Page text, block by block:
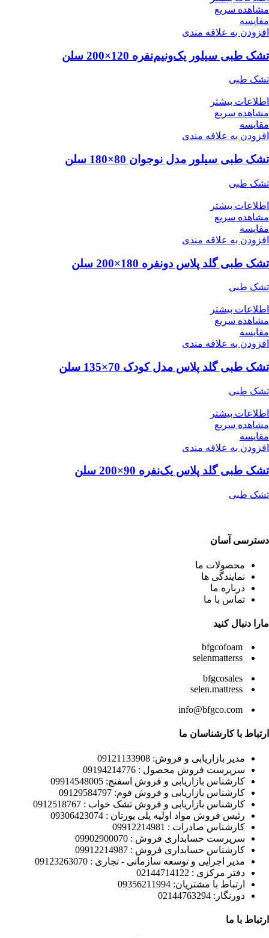
مشاهده سریع
مقایسه
افزودن به علاقه مندی
تشک طبی سیلور یک‌ونیم‌نفره 120×200 سلن
تشک طبی
اطلاعات بیشتر
مشاهده سریع
مقایسه
افزودن به علاقه مندی
تشک طبی سیلور مدل نوجوان 80×180 سلن
تشک طبی
اطلاعات بیشتر
مشاهده سریع
مقایسه
افزودن به علاقه مندی
تشک طبی گلد پلاس دونفره 180×200 سلن
تشک طبی
اطلاعات بیشتر
مشاهده سریع
مقایسه
افزودن به علاقه مندی
تشک طبی گلد پلاس مدل کودک 70×135 سلن
تشک طبی
اطلاعات بیشتر
مشاهده سریع
مقایسه
افزودن به علاقه مندی
تشک طبی گلد پلاس یک‌نفره 90×200 سلن
تشک طبی
دسترسی آسان
محصولات ما
نمایندگی ها
درباره ما
تماس با ما
مارا دنبال کنید
bfgcofoam
selenmatterss
bfgcosales
selen.mattress
info@bfgco.com
ارتباط با کارشناسان ما
مدیر بازاریابی و فروش: 09121133908
سرپرست فروش محصول : 09194214776
کارشناس بازاریابی و فروش اسفنج: 09914548005
کارشناس بازاریابی و فروش فوم: 09129584797
کارشناس بازاریابی و فروش تشک خواب : 0912518767
رئیس فروش مواد اولیه پلی یورتان : 09306423074
کارشناس صادرات : 09912214981
سرپرست حسابداری فروش : 09902900070
کارشناس حسابداری فروش : 09912214987
مدیر اجرایی و توسعه سازمانی - تجاری : 09123263070
دفتر مرکزی : 02144714122
ارتباط با مشتریان: 09356211994
دورنگار: 02144763294
ارتباط با ما